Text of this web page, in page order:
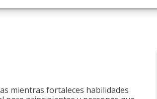
mientras fortaleces habilidades